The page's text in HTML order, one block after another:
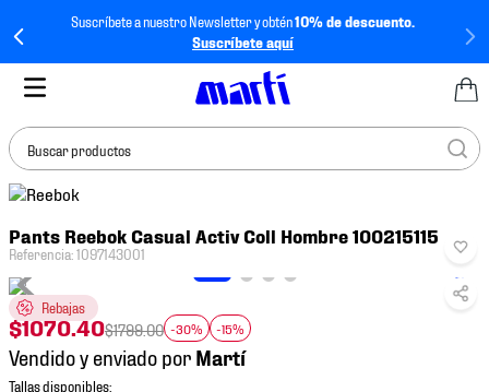
Suscríbete a nuestro Newsletter y obtén10% de descuento.
Suscríbete aquí
Buscar productos
Pants Reebok Casual Activ Coll Hombre 100215115
Referencia:1097143001
Rebajas
$1070.40$1799.00 -30% -15%
Vendido y enviado por
BUSCADOS
2.
tenis hombre
tenis
4.
tenis futbol